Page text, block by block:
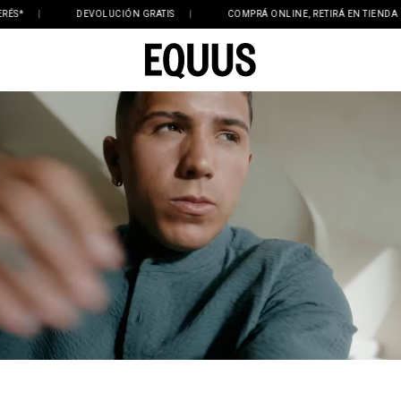
GRATIS | COMPRÁ ONLINE, RETIRÁ EN TIENDA | ¡ENVÍO